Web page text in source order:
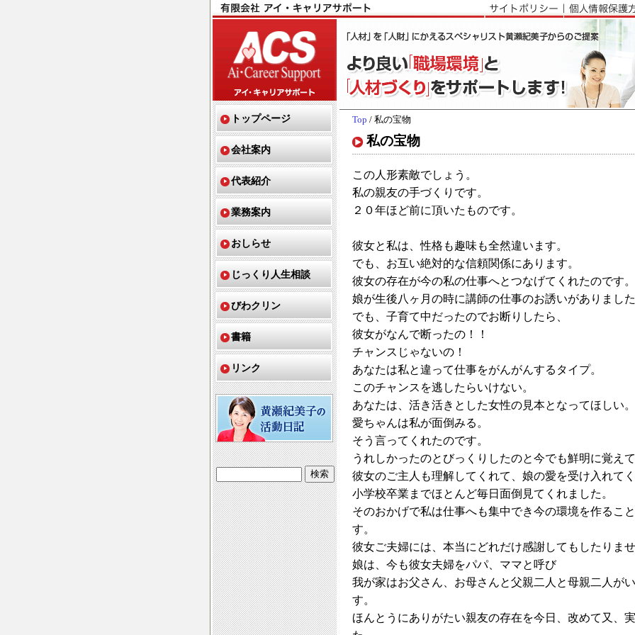
Top / 私の宝物
私の宝物
この人形素敵でしょう。
私の親友の手づくりです。
２０年ほど前に頂いたものです。
彼女と私は、性格も趣味も全然違います。
でも、お互い絶対的な信頼関係にあります。
彼女の存在が今の私の仕事へとつなげてくれたのです。
娘が生後八ヶ月の時に講師の仕事のお誘いがありまし
でも、子育て中だったのでお断りしたら、
彼女がなんで断ったの！！
チャンスじゃないの！
あなたは私と違って仕事をがんがんするタイプ。
このチャンスを逃したらいけない。
あなたは、活き活きとした女性の見本となってほしい。
愛ちゃんは私が面倒みる。
そう言ってくれたのです。
うれしかったのとびっくりしたのと今でも鮮明に覚え
彼女のご主人も理解してくれて、娘の愛を受け入れて
小学校卒業までほとんど毎日面倒見てくれました。
そのおかげで私は仕事へも集中でき今の環境を作るこ
す。
彼女ご夫婦には、本当にどれだけ感謝してもしたりま
娘は、今も彼女夫婦をパパ、ママと呼び
我が家はお父さん、お母さんと父親二人と母親二人が
す。
ほんとうにありがたい親友の存在を今日、改めて又、
トップページ
会社案内
代表紹介
業務案内
おしらせ
じっくり人生相談
びわクリン
書籍
リンク